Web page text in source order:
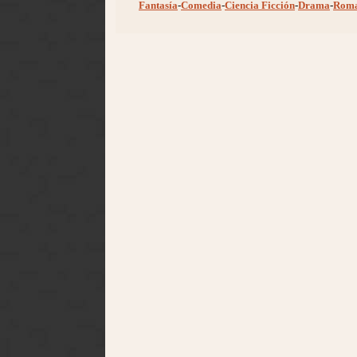
Fantasía-Comedia-Ciencia Ficción-Drama-